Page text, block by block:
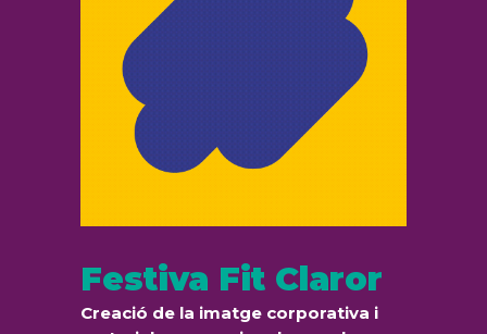
Festiva Fit Claror
Creació de la imatge corporativa i